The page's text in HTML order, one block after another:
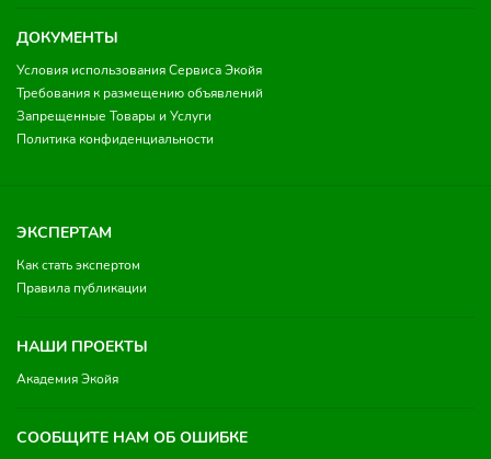
ДОКУМЕНТЫ
Условия использования Сервиса Экойя
Требования к размещению объявлений
Запрещенные Товары и Услуги
Политика конфиденциальности
ЭКСПЕРТАМ
Как стать экспертом
Правила публикации
НАШИ ПРОЕКТЫ
Академия Экойя
СООБЩИТЕ НАМ ОБ ОШИБКЕ